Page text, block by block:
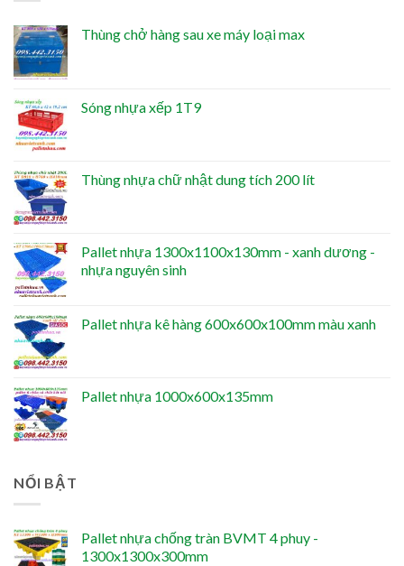
Thùng chở hàng sau xe máy loại max
Sóng nhựa xếp 1T9
Thùng nhựa chữ nhật dung tích 200 lít
Pallet nhựa 1300x1100x130mm - xanh dương -
nhựa nguyên sinh
Pallet nhựa kê hàng 600x600x100mm màu xanh
Pallet nhựa 1000x600x135mm
NỔI BẬT
Pallet nhựa chống tràn BVMT 4 phuy -
1300x1300x300mm